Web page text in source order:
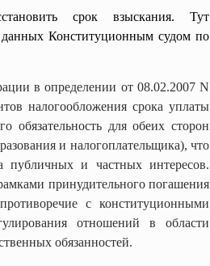
срок взыскания. Тут
данных Конституционным судом по
в определении от 08.02.2007 N
налогообложения срока уплаты
обязательность для обеих сторон
и налогоплательщика), что
публичных и частных интересов.
принудительного погашения
с конституционными
отношений в области
обязанностей.